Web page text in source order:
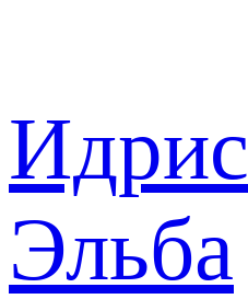
Идрис
Эльба